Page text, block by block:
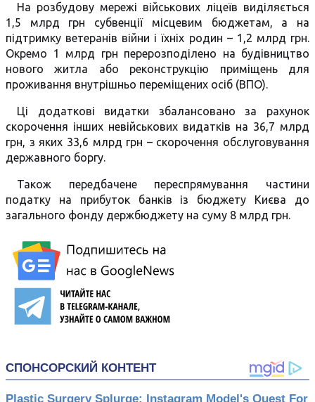
На розбудову мережі військових ліцеїв виділяється
1,5 млрд грн субвенції місцевим бюджетам, а на
підтримку ветеранів війни і їхніх родин – 1,2 млрд грн.
Окремо 1 млрд грн перерозподілено на будівництво
нового житла або реконструкцію приміщень для
проживання внутрішньо переміщених осіб (ВПО).
Ці додаткові видатки збалансовано за рахунок
скорочення інших невійськових видатків на 36,7 млрд
грн, з яких 33,6 млрд грн – скорочення обслуговування
державного боргу.
Також передбачене переспрямування частини
податку на прибуток банків із бюджету Києва до
загального фонду держбюджету на суму 8 млрд грн.